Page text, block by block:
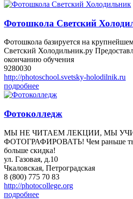
Фотошкола Светский
Фотошкола базируется на
Светский Холодильник.ру
окончанию обучения
9280030
http://photoschool.svetsky-holodilnik.ru
подробнее
Фотоколледж
МЫ НЕ ЧИТАЕМ ЛЕКЦИИ, МЫ
ФОТОГРАФИРОВАТЬ! Чем раньше ты
больше скидка!
ул. Газовая, д.10
Чкаловская, Петроградская
8 (800) 775 70 83
http://photocollege.org
подробнее